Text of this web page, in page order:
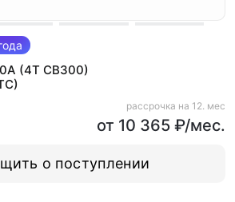
(4T CB300)
рассрочка на 12. мес
от 10 365 ₽/мес.
о поступлении